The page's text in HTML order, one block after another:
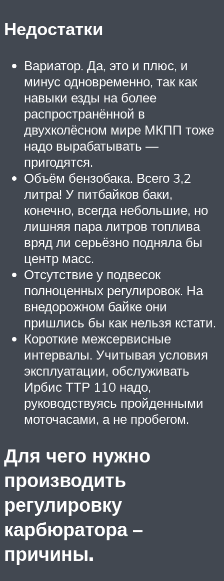
Недостатки
Вариатор. Да, это и плюс, и
минус одновременно, так как
навыки езды на более
распространённой в
двухколёсном мире МКПП тоже
надо вырабатывать —
пригодятся.
Объём бензобака. Всего 3,2
литра! У питбайков баки,
конечно, всегда небольшие, но
лишняя пара литров топлива
вряд ли серьёзно подняла бы
центр масс.
Отсутствие у подвесок
полноценных регулировок. На
внедорожном байке они
пришлись бы как нельзя кстати.
Короткие межсервисные
интервалы. Учитывая условия
эксплуатации, обслуживать
Ирбис ТТР 110 надо,
руководствуясь пройденными
моточасами, а не пробегом.
Для чего нужно
производить
регулировку
карбюратора –
причины.